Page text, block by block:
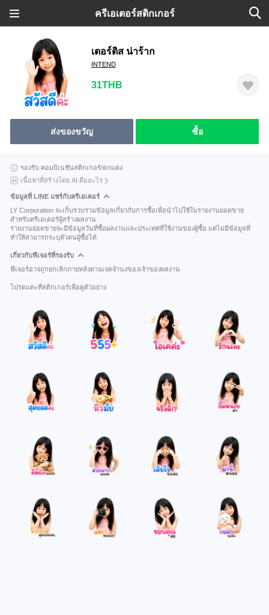
ครีเอเตอร์สติกเกอร์
เตอร์ติส น่าร้าก
INTEND
31THB
ส่งของขวัญ ซื้อ
รองรับ คอมบิเนชันสติกเกอร์/ตกแต่ง
เนื้อหาที่สร้างโดย AI คืออะไร
ข้อมูลที่ LINE แชร์กับครีเอเตอร์
LY Corporation จะเก็บรวบรวมข้อมูลเกี่ยวกับการซื้อเพื่อนำไปใช้ในรายงานยอดขาย
สำหรับครีเอเตอร์ผู้สร้างผลงาน
รายงานยอดขายจะมีข้อมูลวันที่ซื้อผลงานและประเทศที่ใช้งานของผู้ซื้อ แต่ไม่มีข้อมูลที่
ทำให้สามารถระบุตัวตนผู้ซื้อได้
เกี่ยวกับฟีเจอร์ที่รองรับ
ฟีเจอร์อาจถูกยกเลิกภายหลังตามเจตจำนงของเจ้าของผลงาน
โปรดแตะที่สติกเกอร์เพื่อดูตัวอย่าง